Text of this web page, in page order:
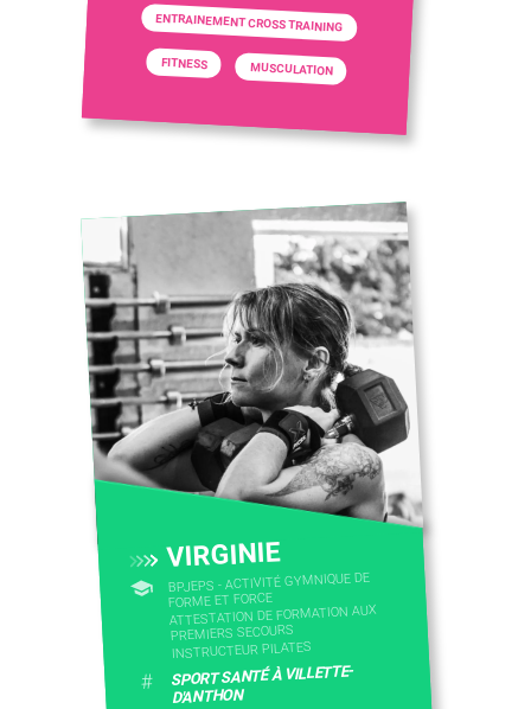
ENTRAINEMENT CROSS TRAINING
FITNESS MUSCULATION
VIRGINIE
BPJEPS - ACTIVITÉ GYMNIQUE DE
FORME ET FORCE
ATTESTATION DE FORMATION AUX
PREMIERS SECOURS
INSTRUCTEUR PILATES
# SPORT SANTÉ À VILLETTE-
D'ANTHON